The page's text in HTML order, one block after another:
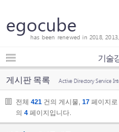
egocube
has been renewed in 2018,
기술
게시판 목록 Active Directory Service
전체 421 건의 게시물, 17 페이지
의 4 페이지입니다.